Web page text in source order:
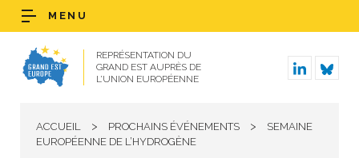
REPRÉSENTATION DU
GRAND EST AUPRÈS DE
L’UNION EUROPÉENNE
MENU
ACCUEIL > PROCHAINS ÉVÉNEMENTS >
SEMAINE
EUROPÉENNE DE L’HYDROGÈNE